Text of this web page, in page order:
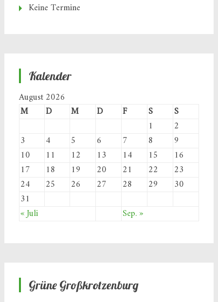
Keine Termine
Kalender
August 2026
M
D M D F S
S
1
2
3
4 5 6 7 8
9
10
11 12 13 14 15
16
17
18 19 20 21 22
23
24
25 26 27 28 29
30
31
« Juli
Sep. »
Grüne Großkrotzenburg